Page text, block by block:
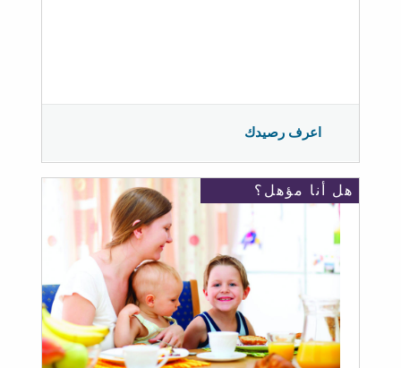
اعرف رصيدك
هل أنا مؤهل؟